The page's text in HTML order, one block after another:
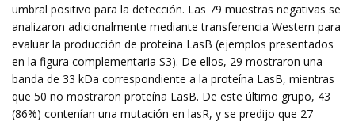
umbral positivo para la detección. Las 79 muestras negativas se
analizaron adicionalmente mediante transferencia Western para
evaluar la producción de proteína LasB (ejemplos presentados
en la figura complementaria S3). De ellos, 29 mostraron una
banda de 33 kDa correspondiente a la proteína LasB, mientras
que 50 no mostraron proteína LasB. De este último grupo, 43
(86%) contenían una mutación en lasR, y se predijo que 27